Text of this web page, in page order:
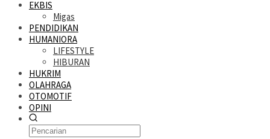
EKBIS
Migas
PENDIDIKAN
HUMANIORA
LIFESTYLE
HIBURAN
HUKRIM
OLAHRAGA
OTOMOTIF
OPINI